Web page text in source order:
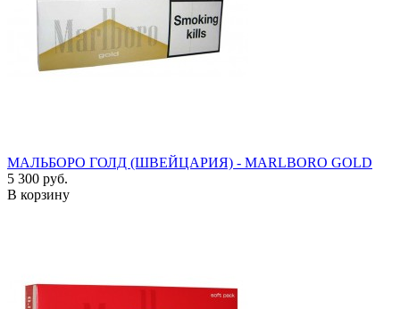
МАЛЬБОРО ГОЛД (ШВЕЙЦАРИЯ) - MARLBORO GOLD
5 300 руб.
В корзину